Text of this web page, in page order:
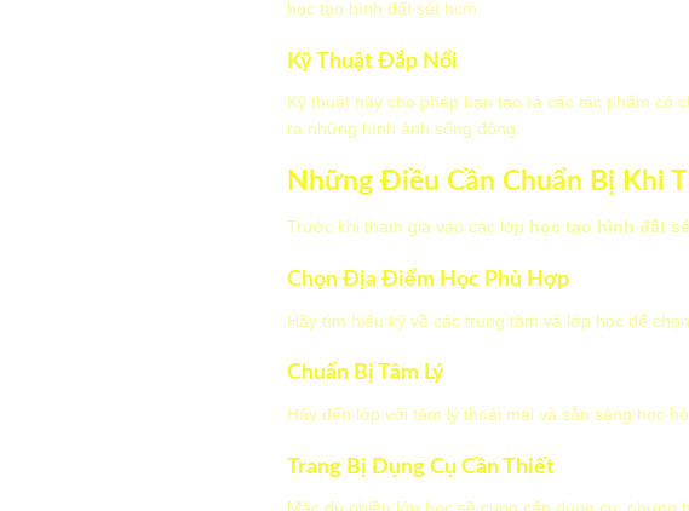
học tạo hình đất sét hcm
Kỹ Thuật Đắp Nổi
Kỹ thuật này cho phép bạn tạo ra các tác phẩm có
ra những hình ảnh sống động.
Những Điều Cần Chuẩn Bị Khi
Trước khi tham gia vào các lớp học tạo hình đất
Chọn Địa Điểm Học Phù Hợp
Hãy tìm hiểu kỹ về các trung tâm và lớp học để
Chuẩn Bị Tâm Lý
Hãy đến lớp với tâm lý thoải mái và sẵn sàng học
Trang Bị Dụng Cụ Cần Thiết